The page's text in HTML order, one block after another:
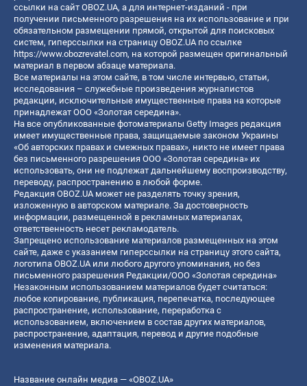
ссылки на сайт OBOZ.UA, а для интернет-изданий - при
получении письменного разрешения на их использование и при
обязательном размещении прямой, открытой для поисковых
систем, гиперссылки на страницу OBOZ.UA по ссылке
https://www.obozrevatel.com, на которой размещен оригинальный
материал в первом абзаце материала.
Все материалы на этом сайте, в том числе интервью, статьи,
исследования – служебные произведения журналистов
редакции, исключительные имущественные права на которые
принадлежат ООО «Золотая середина».
На все опубликованные фотоматериалы Getty Images редакция
имеет имущественные права, защищаемые законом Украины
«Об авторских правах и смежных правах», никто не имеет права
без письменного разрешения ООО «Золотая середина» их
использовать, они не подлежат дальнейшему воспроизводству,
переводу, распространению в любой форме.
Редакция OBOZ.UA может не разделять точку зрения,
изложенную в авторском материале. За достоверность
информации, размещенной в рекламных материалах,
ответственность несет рекламодатель.
Запрещено использование материалов размещенных на этом
сайте, даже с указанием гиперссылки на страницу этого сайта,
логотипа OBOZ.UA или любого другого упоминания, но без
письменного разрешения Редакции/ООО «Золотая середина»
Незаконным использованием материалов будет считаться:
любое копирование, публикация, перепечатка, последующее
распространение, использование, переработка с
использованием, включением в состав других материалов,
распространение, адаптация, перевод и другие подобные
изменения материала.
Название онлайн медиа — «OBOZ.UA»